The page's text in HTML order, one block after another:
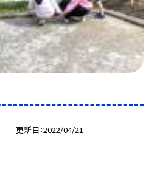
更新日 2022/04/21